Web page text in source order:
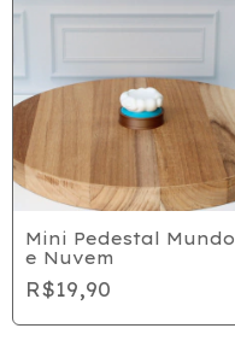
Mini Pedestal Mundo
e Nuvem
R$19,90